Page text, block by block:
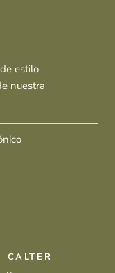
estilo
nuestra
CALTER